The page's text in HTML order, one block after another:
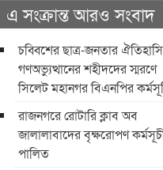
এ সংক্রান্ত আরও সংবাদ
চব্বিশের ছাত্র-জনতার
গণঅভ্যুত্থানের শহীদদের স্মরণে
সিলেট মহানগর বিএনপির
রাজনগরে রোটারি ক্লাব অব
জালালাবাদের বৃক্ষরোপণ
পালিত